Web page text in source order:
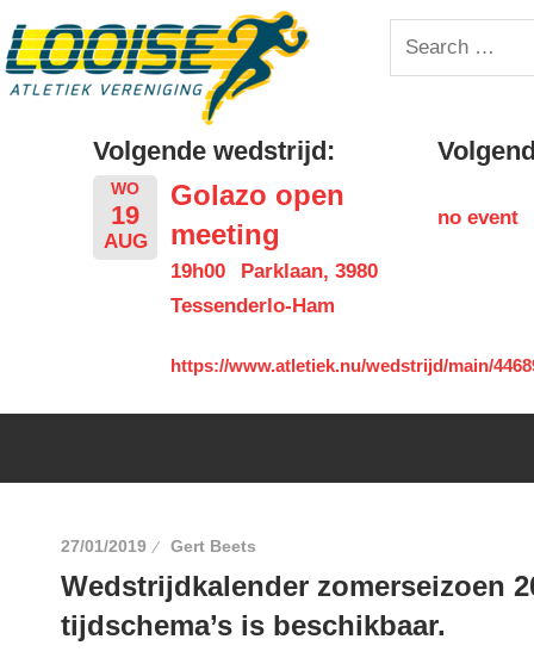
to
content
Looise
Search
for:
Volgende wedstrijd:
WO
19
AUG
Golazo open
meeting
19h00
Parklaan, 3980
Tessenderlo-Ham
https://www.atletiek.nu/wedstrijd/main/
no event
27/01/2019 Gert Beets
Wedstrijdkalender zomerseizoen
tijdschema’s is beschikbaar.